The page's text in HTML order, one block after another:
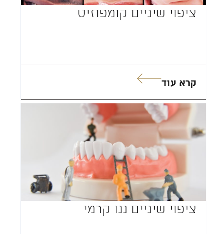
ציפוי שיניים קומפוזיט
קרא עוד
ציפוי שיניים ננו קרמי